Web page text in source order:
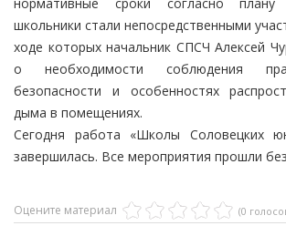
нормативные сроки согласно плану
школьники стали непосредственными
ходе которых начальник СПСЧ Алексей
о необходимости соблюдения
безопасности и особенностях
дыма в помещениях.
Сегодня работа «Школы Соловецких
завершилась. Все мероприятия прошли
Оцените материал (0